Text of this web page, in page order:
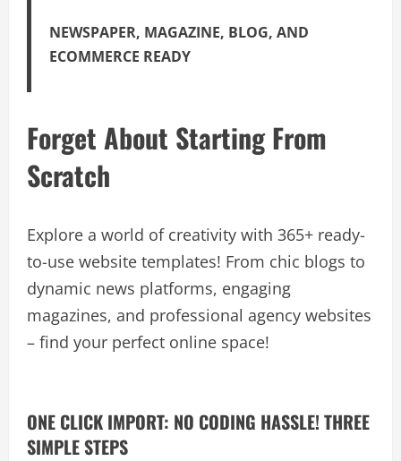
NEWSPAPER, MAGAZINE, BLOG, AND
ECOMMERCE READY
Forget About Starting From
Scratch
Explore a world of creativity with 365+ ready-
to-use website templates! From chic blogs to
dynamic news platforms, engaging
magazines, and professional agency websites
– find your perfect online space!
ONE CLICK IMPORT: NO CODING HASSLE! THREE
SIMPLE STEPS